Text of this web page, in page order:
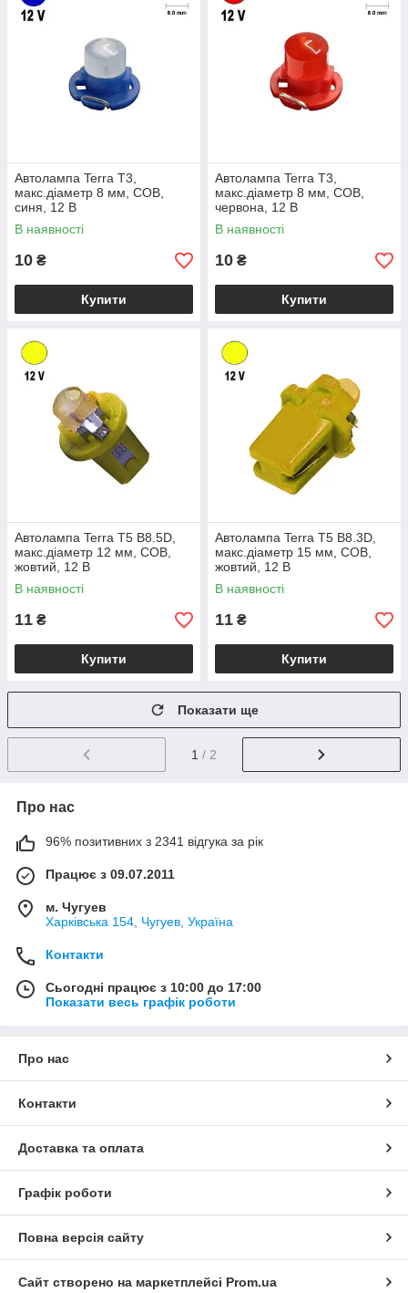
Автолампа Terra T3,
макс.діаметр 8 мм, COB,
синя, 12 В
В наявності
10 ₴
Купити
Автолампа Terra T3,
макс.діаметр 8 мм, COB,
червона, 12 В
В наявності
10 ₴
Купити
Автолампа Terra T5 B8.5D,
макс.діаметр 12 мм, COB,
жовтий, 12 В
В наявності
11 ₴
Купити
Автолампа Terra T5 B8.3D,
макс.діаметр 15 мм, COB,
жовтий, 12 В
В наявності
11 ₴
Купити
Показати ще
1 / 2
Про нас
96% позитивних з 2341 відгука за рік
Працює з 09.07.2011
м. Чугуев
Харківська 154, Чугуев, Україна
Контакти
Сьогодні працює з 10:00 до 17:00
Показати весь графік роботи
Про нас
Контакти
Доставка та оплата
Графік роботи
Повна версія сайту
Сайт створено на маркетплейсі Prom.ua